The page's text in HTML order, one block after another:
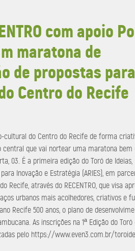
com apoio
maratona de
de propostas para
Centro do Recife
do Centro do Recife de forma
central que vai nortear uma maratona
03. É a primeira edição do Toró de Ideias,
Inovação e Estratégia (ARIES), em
Recife, através do RECENTRO, que visa
urbanos mais acolhedores, criativos e
Recife 500 anos, o plano de
As inscrições na 1ª Edição do Toró
pelo https://www.even3.com.br/